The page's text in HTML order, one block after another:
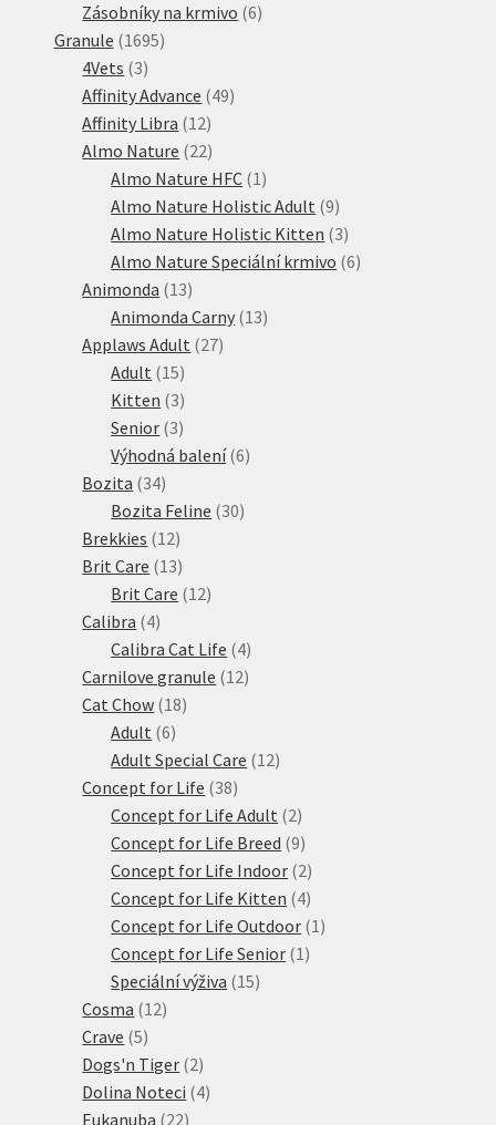
produkty
Zásobníky na krmivo 66
Granule 16951695
4Vets 33
produkty
Affinity Advance 4949
Affinity Libra 1212
produktů
Almo Nature 2222
produktů
Almo Nature HFC 1 1
produkt
Almo Nature Holistic Adult 99
produktů
Almo Nature Holistic Kitten 33
produkty
Almo Nature Speciální krmivo 66
Animonda 1313
produktů
Animonda Carny 1313
Applaws Adult 2727
Adult 1515
produktů
Kitten 33
produkty
Senior 33
produkty
Výhodná balení 66
Bozita 3434
produktů
Bozita Feline 3030
Brekkies 1212
produktů
Brit Care 1313
produktů
Brit Care 1212
Calibra 44
produkty
Calibra Cat Life 44
produkty
Carnilove granule 1212
Cat Chow 1818
Adult 66
produktů
Adult Special Care 1212
Concept for Life 3838
produktů
Concept for Life Adult 22
produkty
Concept for Life Breed 99
produktů
Concept for Life Indoor 22
produkty
Concept for Life Kitten 44
produkty
Concept for Life Outdoor 1 1
Concept for Life Senior 1 1
Speciální výživa 1515
Cosma 1212
Crave 55
produktů
Dogs'n Tiger 22
produkty
Dolina Noteci 44
Eukanuba 2222